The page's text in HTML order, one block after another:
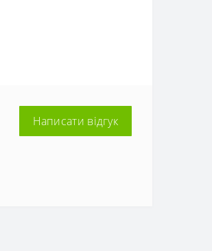
Написати відгук